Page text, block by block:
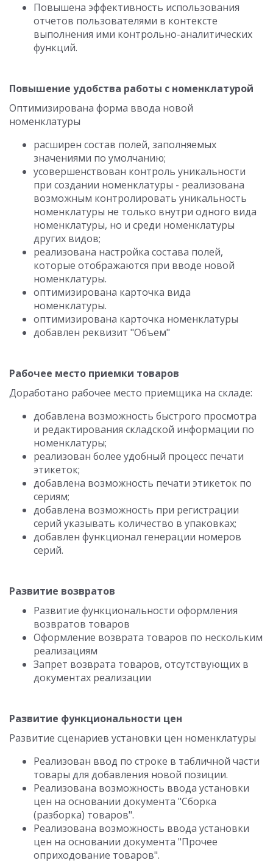
Повышена эффективность использования
отчетов пользователями в контексте
выполнения ими контрольно-аналитических
функций.
Повышение удобства работы с номенклатурой
Оптимизирована форма ввода новой
номенклатуры
расширен состав полей, заполняемых
значениями по умолчанию;
усовершенствован контроль уникальности
при создании номенклатуры - реализована
возможным контролировать уникальность
номенклатуры не только внутри одного вида
номенклатуры, но и среди номенклатуры
других видов;
реализована настройка состава полей,
которые отображаются при вводе новой
номенклатуры.
оптимизирована карточка вида
номенклатуры.
оптимизирована карточка номенклатуры
добавлен реквизит "Объем"
Рабочее место приемки товаров
Доработано рабочее место приемщика на складе:
добавлена возможность быстрого просмотра
и редактирования складской информации по
номенклатуры;
реализован более удобный процесс печати
этикеток;
добавлена возможность печати этикеток по
сериям;
добавлена возможность при регистрации
серий указывать количество в упаковках;
добавлен функционал генерации номеров
серий.
Развитие возвратов
Развитие функциональности оформления
возвратов товаров
Оформление возврата товаров по нескольким
реализациям
Запрет возврата товаров, отсутствующих в
документах реализации
Развитие функциональности цен
Развитие сценариев установки цен номенклатуры
Реализован ввод по строке в табличной части
товары для добавления новой позиции.
Реализована возможность ввода установки
цен на основании документа "Cборка
(разборка) товаров".
Реализована возможность ввода установки
цен на основании документа "Прочее
оприходование товаров".